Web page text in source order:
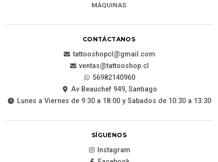
MÁQUINAS
CONTÁCTANOS
tattooshopcl@gmail.com
ventas@tattooshop.cl
56982140960
Av Beauchef 949, Santiago
Lunes a Viernes de 9:30 a 18:00 y Sabados de 10:30 a 13:30
SÍGUENOS
Instagram